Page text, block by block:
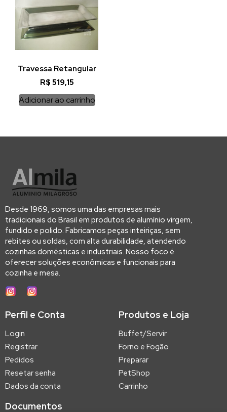
Travessa Retangular
R$ 519,15
Adicionar ao carrinho
Desde 1969, somos uma das empresas mais
tradicionais do Brasil em produtos de alumínio virgem,
fundido e polido. Fabricamos peças inteiriças, sem
rebites ou soldas, com alta durabilidade, atendendo
cozinhas domésticas e industriais. Nosso foco é
oferecer soluções econômicas e funcionais para
cozinha e mesa.
Perfil e Conta
Login
Registrar
Pedidos
Resetar senha
Dados da conta
Produtos e Loja
Buffet/Servir
Forno e Fogão
Preparar
PetShop
Carrinho
Documentos